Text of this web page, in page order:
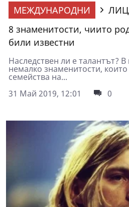
МЕЖДУНАРОДНИ
8 знаменитости, чиито
били известни
Наследствен ли е талантът?
немалко знаменитости,
семейства на...
31 Май 2019, 12:01
0